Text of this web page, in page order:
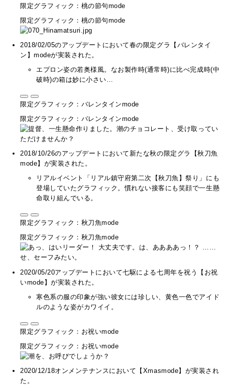
限定グラフィック：桃の節句mode
限定グラフィック：桃の節句mode
2018/02/05のアップデートにおいて春の限定グラ【バレンタイ
ン】modeが実装された。
エプロン姿の若奥様風。なお製作時(通常時)に比べ完成時(中
破時)の箱は妙に小さい…
限定グラフィック：バレンタインmode
限定グラフィック：バレンタインmode
2018/10/26のアップデートにおいて新たな秋の限定グラ【秋刀魚
mode】が実装された。
リアルイベント「リアル鎮守府第二次【秋刀魚】祭り」にも
登場していたグラフィック。慣れない接客にも笑顔で一生懸
命取り組んでいる。
限定グラフィック：秋刀魚mode
限定グラフィック：秋刀魚mode
2020/05/20アップデートにおいて七駆による七周年を祝う【お祝
いmode】が実装された。
寒色系の服の印象が強い彼女には珍しい、黄色一色でアイド
ルのような姿がカワイイ。
限定グラフィック：お祝いmode
限定グラフィック：お祝いmode
2020/12/18オンメンテナンスにおいて【Xmasmode】が実装され
た。